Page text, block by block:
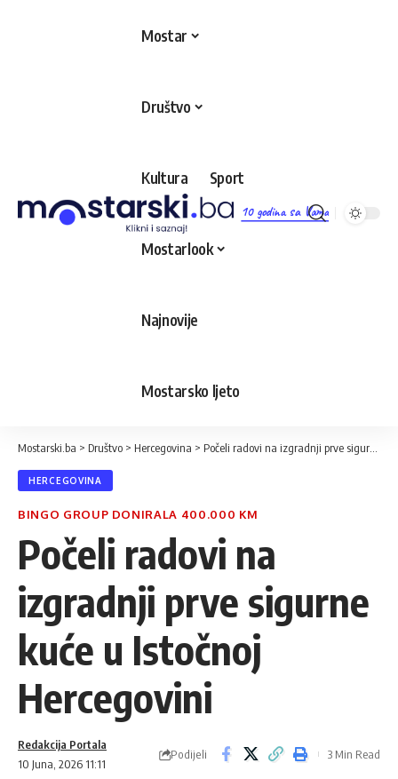
10 godina sa Vama
Mostar
Društvo
Kultura Sport
Mostarlook
Najnovije
Mostarsko ljeto
Mostarski.ba > Društvo > Hercegovina > Počeli radovi na izgradnji prve sigurne kuće u Istočnoj Hercegovini
HERCEGOVINA
BINGO GROUP DONIRALA 400.000 KM
Počeli radovi na
izgradnji prve sigurne
kuće u Istočnoj
Hercegovini
10 Juna, 2026 11:11
Redakcija Portala
Podijeli 3 Min Read